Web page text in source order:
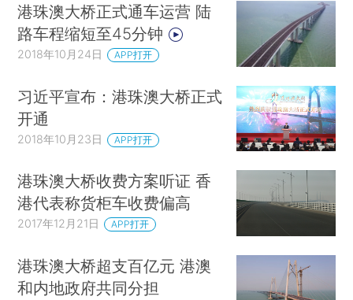
港珠澳大桥正式通车运营 陆
路车程缩短至45分钟
2018年10月24日 APP打开
习近平宣布：港珠澳大桥正式
开通
2018年10月23日 APP打开
港珠澳大桥收费方案听证 香
港代表称货柜车收费偏高
2017年12月21日 APP打开
港珠澳大桥超支百亿元 港澳
和内地政府共同分担